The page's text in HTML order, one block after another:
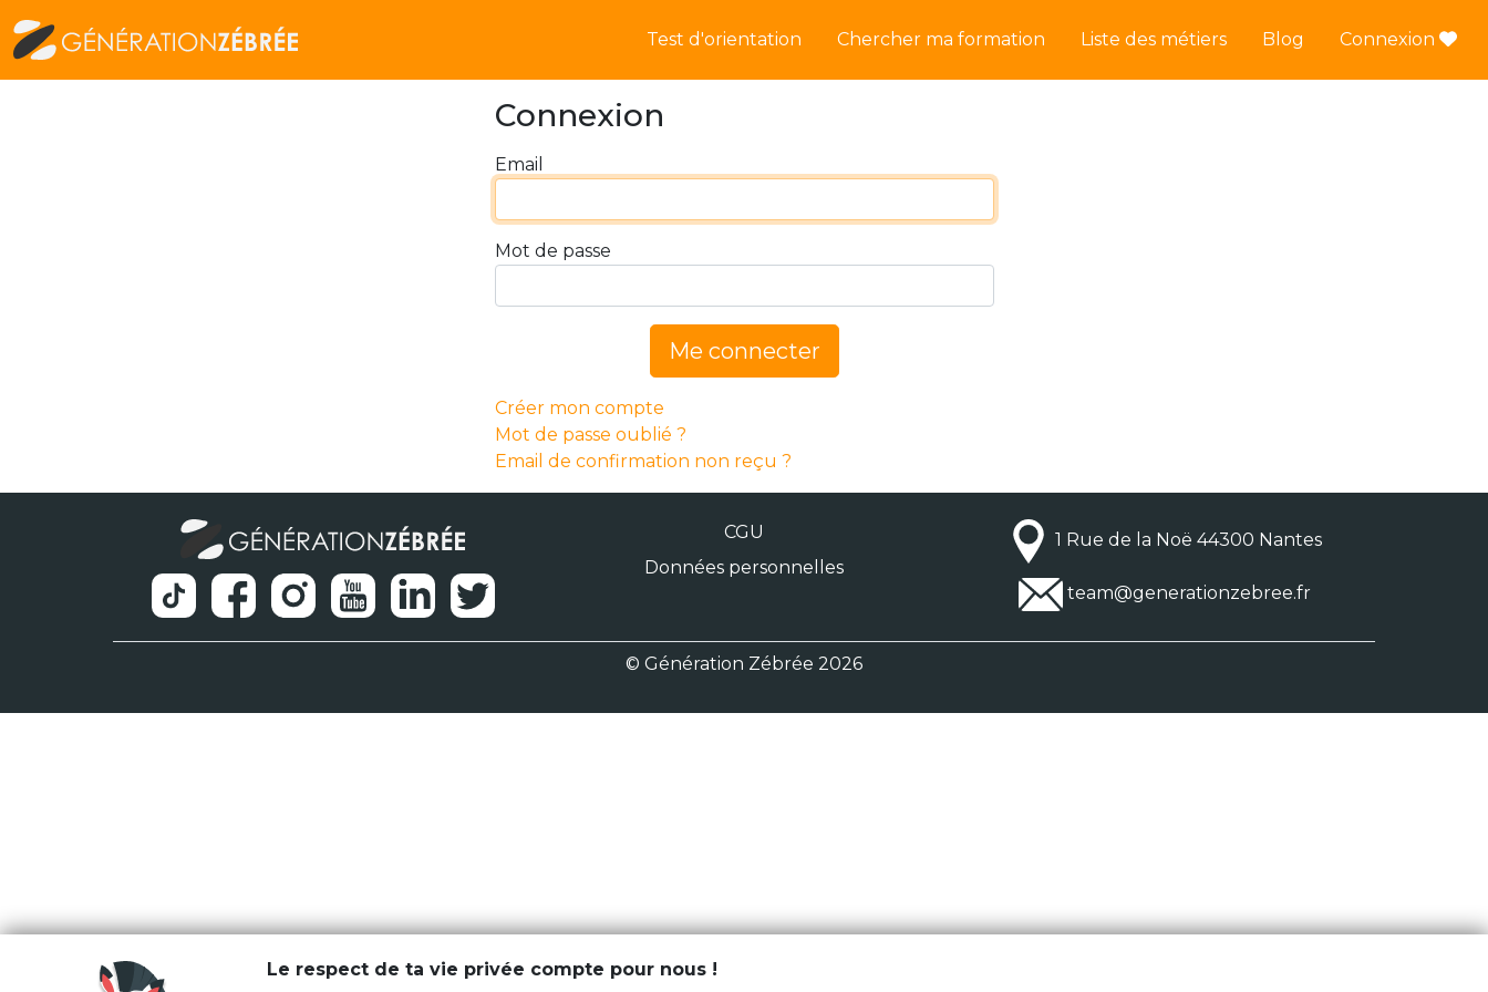
Test d'orientation Chercher ma formation Liste des métiers Blog Connexion
Connexion
Email
Mot de passe
Me connecter
Créer mon compte
Mot de passe oublié ?
Email de confirmation non reçu ?
CGU
Données personnelles
1 Rue de la Noë 44300 Nantes
team@generationzebree.fr
© Génération Zébrée 2026
Le respect de ta vie privée compte pour nous !